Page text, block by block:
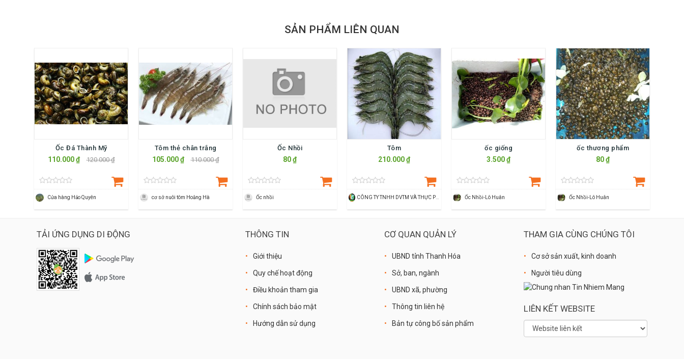
SẢN PHẨM LIÊN QUAN
Ốc Đá Thành Mỹ
110.000 ₫ 120.000 ₫
Cửa hàng Hảo Quyên
Tôm thẻ chân trắng
105.000 ₫ 110.000 ₫
cơ sở nuôi tôm Hoằng Hà
Ốc Nhồi
80 ₫
Ốc nhồi
Tôm
210.000 ₫
CÔNG TY TNHH DVTM VÀ THỰC PHẨM HN GREEN FARM
ốc giống
3.500 ₫
Ốc Nhồi-Lô Huân
ốc thương phẩm
80 ₫
Ốc Nhồi-Lô Huân
TẢI ỨNG DỤNG DI ĐỘNG THÔNG TIN
Giới thiệu
Quy chế hoạt động
Điều khoản tham gia
Chính sách bảo mật
Hướng dẫn sử dụng
CƠ QUAN QUẢN LÝ
UBND tỉnh Thanh Hóa
Sở, ban, ngành
UBND xã, phường
Thông tin liên hệ
Bản tự công bố sản phẩm
THAM GIA CÙNG CHÚNG TÔI
Cơ sở sản xuất, kinh doanh
Người tiêu dùng
LIÊN KẾT WEBSITE